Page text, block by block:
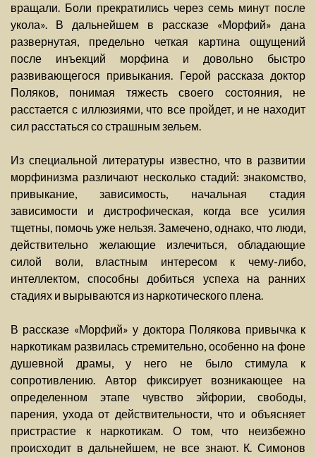
вращали. Боли прекратились через семь минут после
укола». В дальнейшем в рассказе «Морфий» дана
развернутая, предельно четкая картина ощущений
после инъекций морфина и довольно быстро
развивающегося привыкания. Герой рассказа доктор
Поляков, понимая тяжесть своего состояния, не
расстается с иллюзиями, что все пройдет, и не находит
сил расстаться со страшным зельем.
Из специальной литературы известно, что в развитии
морфинизма различают несколько стадий: знакомство,
привыкание, зависимость, начальная стадия
зависимости и дистрофическая, когда все усилия
тщетны, помочь уже нельзя. Замечено, однако, что люди,
действительно желающие излечиться, обладающие
силой воли, властным интересом к чему-либо,
интеллектом, способны добиться успеха на ранних
стадиях и вырываются из наркотического плена.
В рассказе «Морфий» у доктора Полякова привычка к
наркотикам развилась стремительно, особенно на фоне
душевной драмы, у него не было стимула к
сопротивлению. Автор фиксирует возникающее на
определенном этапе чувство эйфории, свободы,
парения, ухода от действительности, что и объясняет
пристрастие к наркотикам. О том, что неизбежно
происходит в дальнейшем, не все знают. К. Симонов